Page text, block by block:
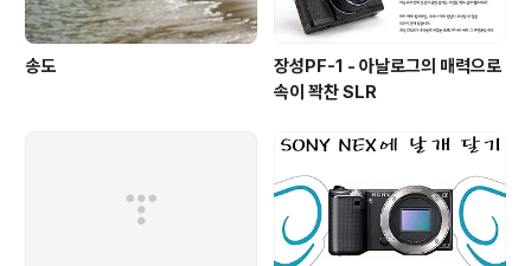
송도
장성PF-1 - 아날로그의 매력으로
속이 꽉찬 SLR